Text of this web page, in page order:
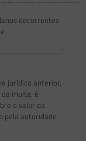
decorrentes
jurídico anterior,
multa, é
o valor da
pela autoridade